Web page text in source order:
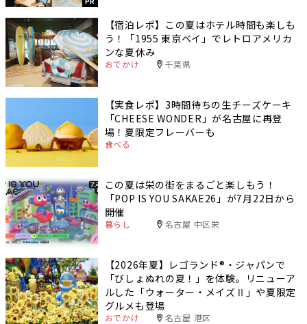
【宿泊レポ】この夏はホテル時間も楽しも
う！「1955 東京ベイ」でレトロアメリカ
ンな夏休み
おでかけ 千葉県
【実食レポ】3時間待ちの生チーズケーキ
「CHEESE WONDER」が名古屋に再登
場！夏限定フレーバーも
食べる
この夏は栄の街をまるごと楽しもう！
「POP IS YOU SAKAE26」が7月22日から
開催
暮らし 名古屋 中区栄
【2026年夏】レゴランド®・ジャパンで
「びしょぬれの夏！」を体験。リニューア
ルした「ウォーター・メイズⅡ」や夏限定
グルメも登場
おでかけ 名古屋 港区